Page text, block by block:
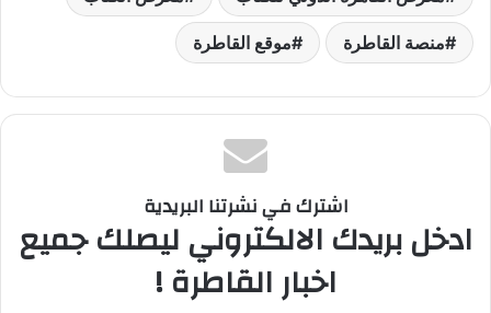
منصة القاطرة موقع القاطرة
اشترك في نشرتنا البريدية
ادخل بريدك الالكتروني ليصلك جميع
اخبار القاطرة !